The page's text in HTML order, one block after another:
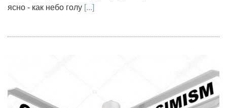
ясно - как небо голу [...]